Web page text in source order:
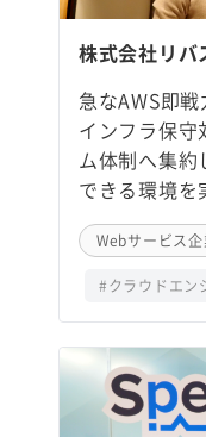
株式会社リバ
急なAWS即
インフラ保守
ム体制へ集約
できる環境を
Webサービス
#クラウドエン